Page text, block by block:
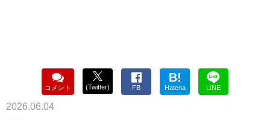
コメント (Twitter) FB
B!
Hatena LINE
2026.06.04